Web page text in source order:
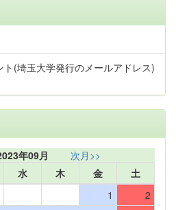
(埼玉大学発行のメールアドレス)
年09月
次月>>
水 木 金
土
1
2